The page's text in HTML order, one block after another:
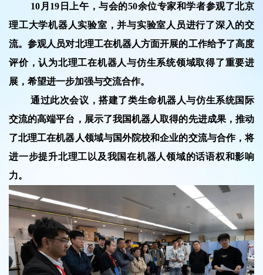
10月19日上午，与会的50余位专家和学者参观了北京
理工大学机器人实验室，并与实验室人员进行了深入的交
流。参观人员对北理工在机器人方面开展的工作给予了高度
评价，认为北理工在机器人与仿生系统领域取得了重要进
展，希望进一步加强与交流合作。
通过此次会议，搭建了类生命机器人与仿生系统国际
交流的高端平台，展示了我国机器人取得的先进成果，推动
了北理工在机器人领域与国外院校和企业的交流与合作，将
进一步提升北理工以及我国在机器人领域的话语权和影响
力。